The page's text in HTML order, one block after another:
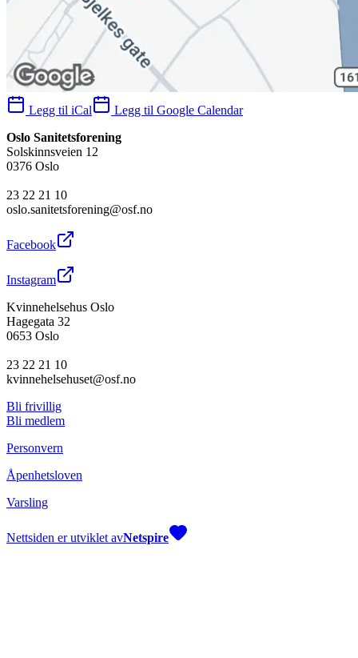
Legg til iCal
Legg til Google Calendar
Oslo Sanitetsforening
Solskinnsveien 12
0376 Oslo
23 22 21 10
oslo.sanitetsforening@osf.no
Facebook
Instagram
Kvinnehelsehus Oslo
Hagegata 32
0653 Oslo
23 22 21 10
kvinnehelsehuset@osf.no
Bli frivillig
Bli medlem
Personvern
Åpenhetsloven
Varsling
Nettsiden er utviklet avNetspire